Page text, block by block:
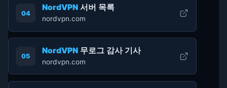
04
NordVPN서버 목록
nordvpn.com
05
NordVPN무로그 감사 기사
nordvpn.com